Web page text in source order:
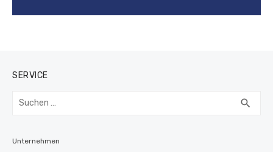
SERVICE
Suchen
search
Unternehmen